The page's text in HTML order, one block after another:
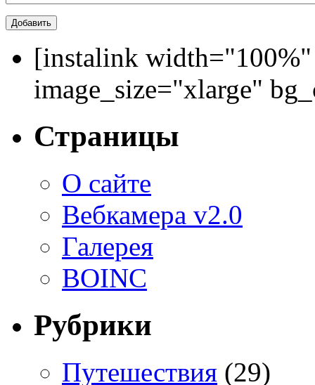
[instalink
image_size="xlarge"
Страницы
О сайте
Вебкамера v2.0
Галерея
BOINC
Рубрики
Путешествия (29)